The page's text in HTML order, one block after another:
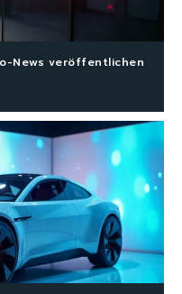
News veröffentlichen